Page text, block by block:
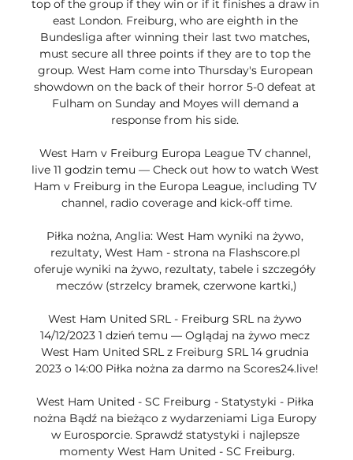
top of the group if they win or if it finishes a draw in
east London. Freiburg, who are eighth in the
Bundesliga after winning their last two matches,
must secure all three points if they are to top the
group. West Ham come into Thursday's European
showdown on the back of their horror 5-0 defeat at
Fulham on Sunday and Moyes will demand a
response from his side.
West Ham v Freiburg Europa League TV channel,
live 11 godzin temu — Check out how to watch West
Ham v Freiburg in the Europa League, including TV
channel, radio coverage and kick-off time.
Piłka nożna, Anglia: West Ham wyniki na żywo,
rezultaty, West Ham - strona na Flashscore.pl
oferuje wyniki na żywo, rezultaty, tabele i szczegóły
meczów (strzelcy bramek, czerwone kartki,)
West Ham United SRL - Freiburg SRL na żywo
14/12/2023 1 dzień temu — Oglądaj na żywo mecz
West Ham United SRL z Freiburg SRL 14 grudnia
2023 o 14:00 Piłka nożna za darmo na Scores24.live!
West Ham United - SC Freiburg - Statystyki - Piłka
nożna Bądź na bieżąco z wydarzeniami Liga Europy
w Eurosporcie. Sprawdź statystyki i najlepsze
momenty West Ham United - SC Freiburg.